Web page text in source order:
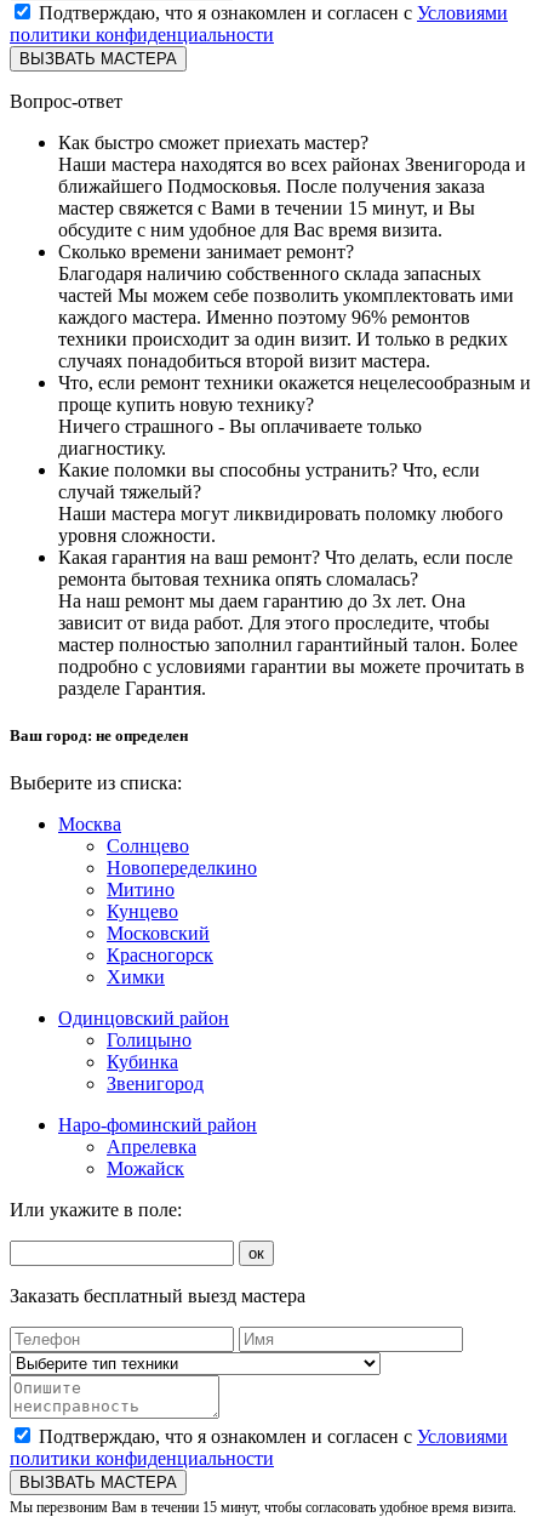
Подтверждаю, что я ознакомлен и согласен с Условиями
политики конфиденциальности
ВЫЗВАТЬ МАСТЕРА
Вопрос-ответ
Как быстро сможет приехать мастер?
Наши мастера находятся во всех районах Звенигорода и
ближайшего Подмосковья. После получения заказа
мастер свяжется с Вами в течении 15 минут, и Вы
обсудите с ним удобное для Вас время визита.
Сколько времени занимает ремонт?
Благодаря наличию собственного склада запасных
частей Мы можем себе позволить укомплектовать ими
каждого мастера. Именно поэтому 96% ремонтов
техники происходит за один визит. И только в редких
случаях понадобиться второй визит мастера.
Что, если ремонт техники окажется нецелесообразным и
проще купить новую технику?
Ничего страшного - Вы оплачиваете только
диагностику.
Какие поломки вы способны устранить? Что, если
случай тяжелый?
Наши мастера могут ликвидировать поломку любого
уровня сложности.
Какая гарантия на ваш ремонт? Что делать, если после
ремонта бытовая техника опять сломалась?
На наш ремонт мы даем гарантию до 3х лет. Она
зависит от вида работ. Для этого проследите, чтобы
мастер полностью заполнил гарантийный талон. Более
подробно с условиями гарантии вы можете прочитать в
разделе Гарантия.
Ваш город: не определен
Выберите из списка:
Москва
Солнцево
Новопеределкино
Митино
Кунцево
Московский
Красногорск
Химки
Одинцовский район
Голицыно
Кубинка
Звенигород
Наро-фоминский район
Апрелевка
Можайск
Или укажите в поле:
ок
Заказать бесплатный выезд мастера
Подтверждаю, что я ознакомлен и согласен с Условиями
политики конфиденциальности
ВЫЗВАТЬ МАСТЕРА
Мы перезвоним Вам в течении 15 минут, чтобы согласовать удобное время визита.